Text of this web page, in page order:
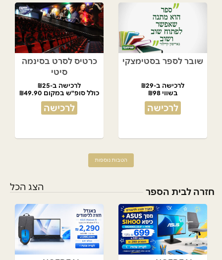
שובר לספר בסטימצקי
לרכישה ב-₪29
בשווי ₪98
לרכישה
כרטיס לסרט בסינמה
סיטי
לרכישה ב-₪25
כולל סופ"ש במקום ₪49.90
לרכישה
הטבות נוספות
חזרה לבית הספר הצג הכל